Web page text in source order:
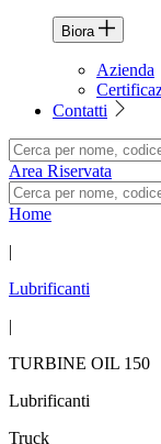
Biora
Azienda
Contatti
Area Riservata
Home
|
Lubrificanti
|
TURBINE OIL 150
Lubrificanti
Truck